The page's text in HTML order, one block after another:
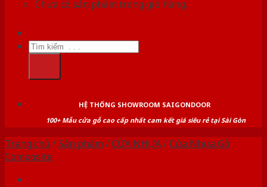
Chưa có sản phẩm trong giỏ hàng.
Tìm
kiếm:
HỆ THỐNG SHOWROOM SAIGONDOOR
100+ Mẫu cửa gỗ cao cấp nhất cam kết giá siêu rẻ tại Sài Gòn
Trang chủ /Sản phẩm /CỬA NHỰA/Cửa Nhựa Gỗ
Composite